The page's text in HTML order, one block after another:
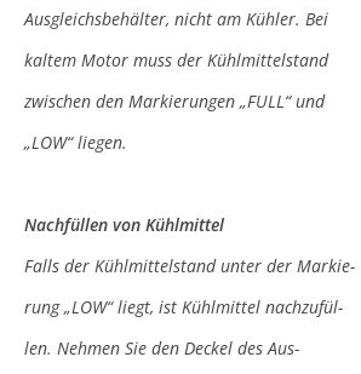
Ausgleichsbehälter, nicht am Kühler. Bei
kaltem Motor muss der Kühlmittelstand
zwischen den Markierungen „FULL“ und
„LOW“ liegen.
Nachfüllen von Kühlmittel
Falls der Kühlmittelstand unter der Markie-
rung „LOW“ liegt, ist Kühlmittel nachzufül-
len. Nehmen Sie den Deckel des Aus-